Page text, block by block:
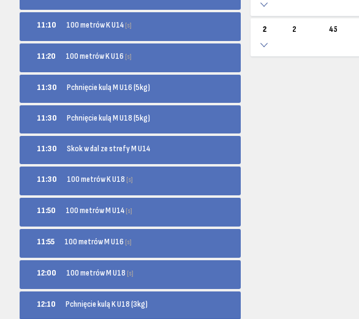
11:10 100 metrów K U14 [s]
11:20 100 metrów K U16 [s]
11:30 Pchnięcie kulą M U16 (5kg)
11:30 Pchnięcie kulą M U18 (5kg)
11:30 Skok w dal ze strefy M U14
11:30 100 metrów K U18 [s]
11:50 100 metrów M U14 [s]
11:55 100 metrów M U16 [s]
12:00 100 metrów M U18 [s]
12:10 Pchnięcie kulą K U18 (3kg)
2 2 45